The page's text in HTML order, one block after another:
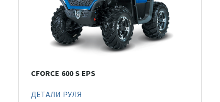
CFORCE 600 S EPS
ДЕТАЛИ РУЛЯ